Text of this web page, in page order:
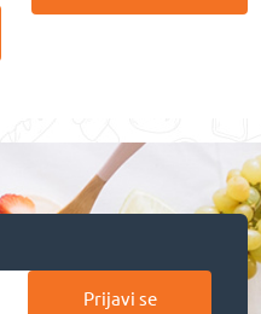
Prijavi se